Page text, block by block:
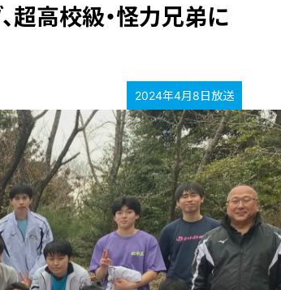
超高校級・怪力兄弟に
2024年4月8日放送